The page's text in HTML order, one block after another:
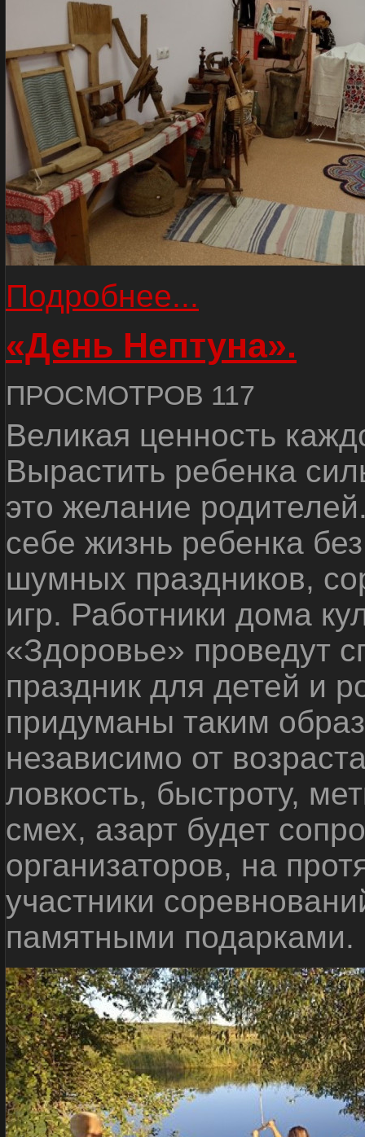
Подробнее...
«День Нептуна».
ПРОСМОТРОВ 117
Великая ценность
Вырастить ребенка
это желание
себе жизнь ребенка
шумных праздников,
игр. Работники дома
«Здоровье» проведут
праздник для детей и
придуманы таким
независимо от
ловкость, быстроту,
смех, азарт будет
организаторов, на
участники
памятными подарками.